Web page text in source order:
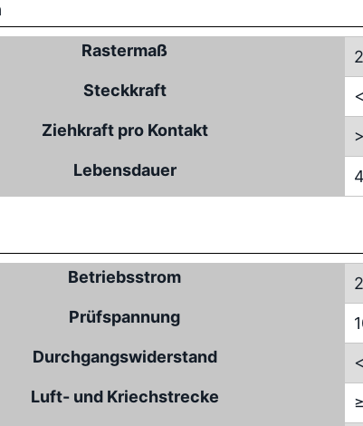
Rastermaß
Steckkraft
Ziehkraft pro Kontakt
Lebensdauer
Betriebsstrom
Prüfspannung
Durchgangswiderstand
Luft- und Kriechstrecke